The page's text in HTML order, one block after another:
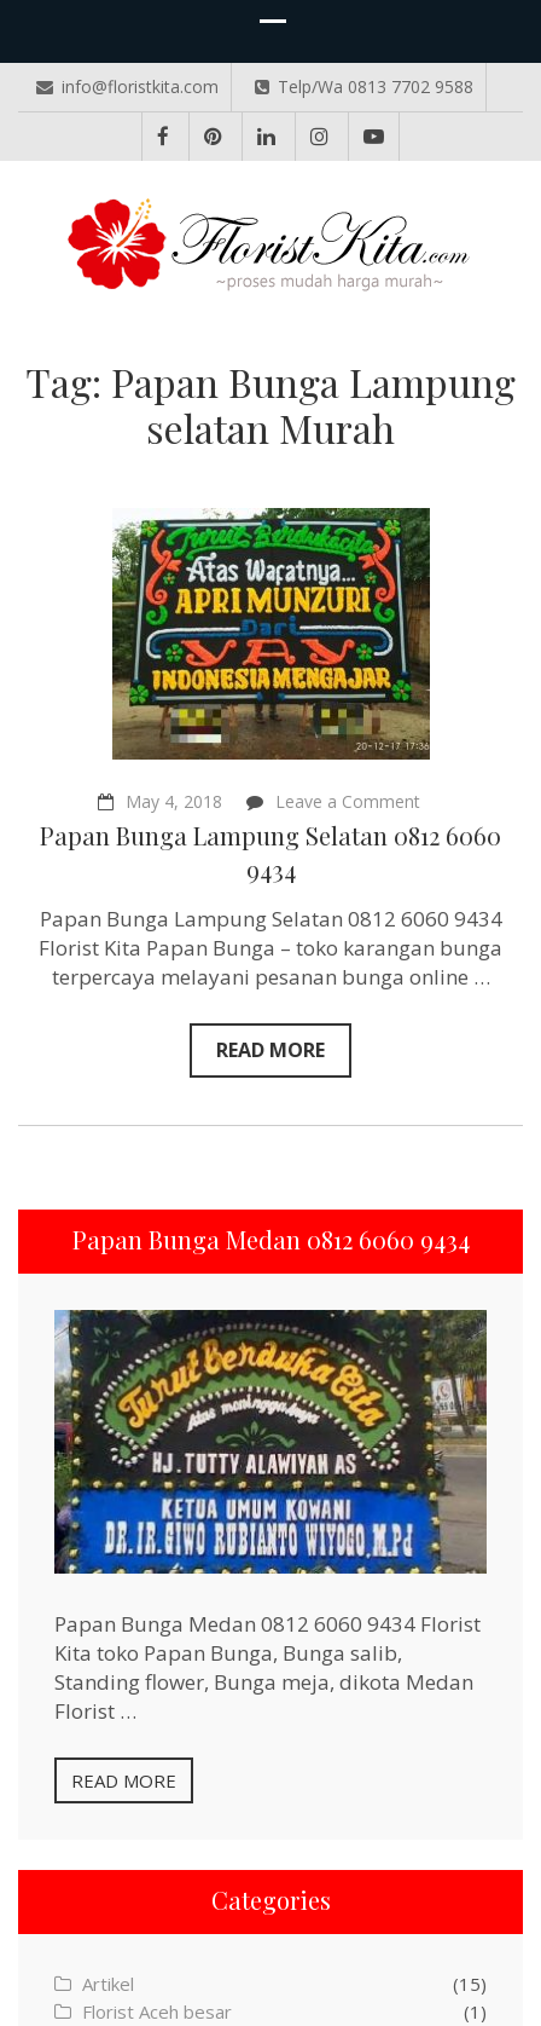
info@floristkita.com Telp/Wa 0813 7702 9588
Tag: Papan Bunga Lampung
selatan Murah
May 4, 2018 Leave a Commenton
Papan
Bunga
6060
9434
Papan Bunga Lampung Selatan 0812 6060
9434
Papan Bunga Lampung Selatan 0812 6060 9434
Florist Kita Papan Bunga – toko karangan bunga
terpercaya melayani pesanan bunga online …
READ MORE
Papan Bunga Medan 0812 6060 9434
Papan Bunga Medan 0812 6060 9434 Florist
Kita toko Papan Bunga, Bunga salib,
Standing flower, Bunga meja, dikota Medan
Florist …
READ MORE
Categories
Artikel
(15)
Florist Aceh besar
(1)